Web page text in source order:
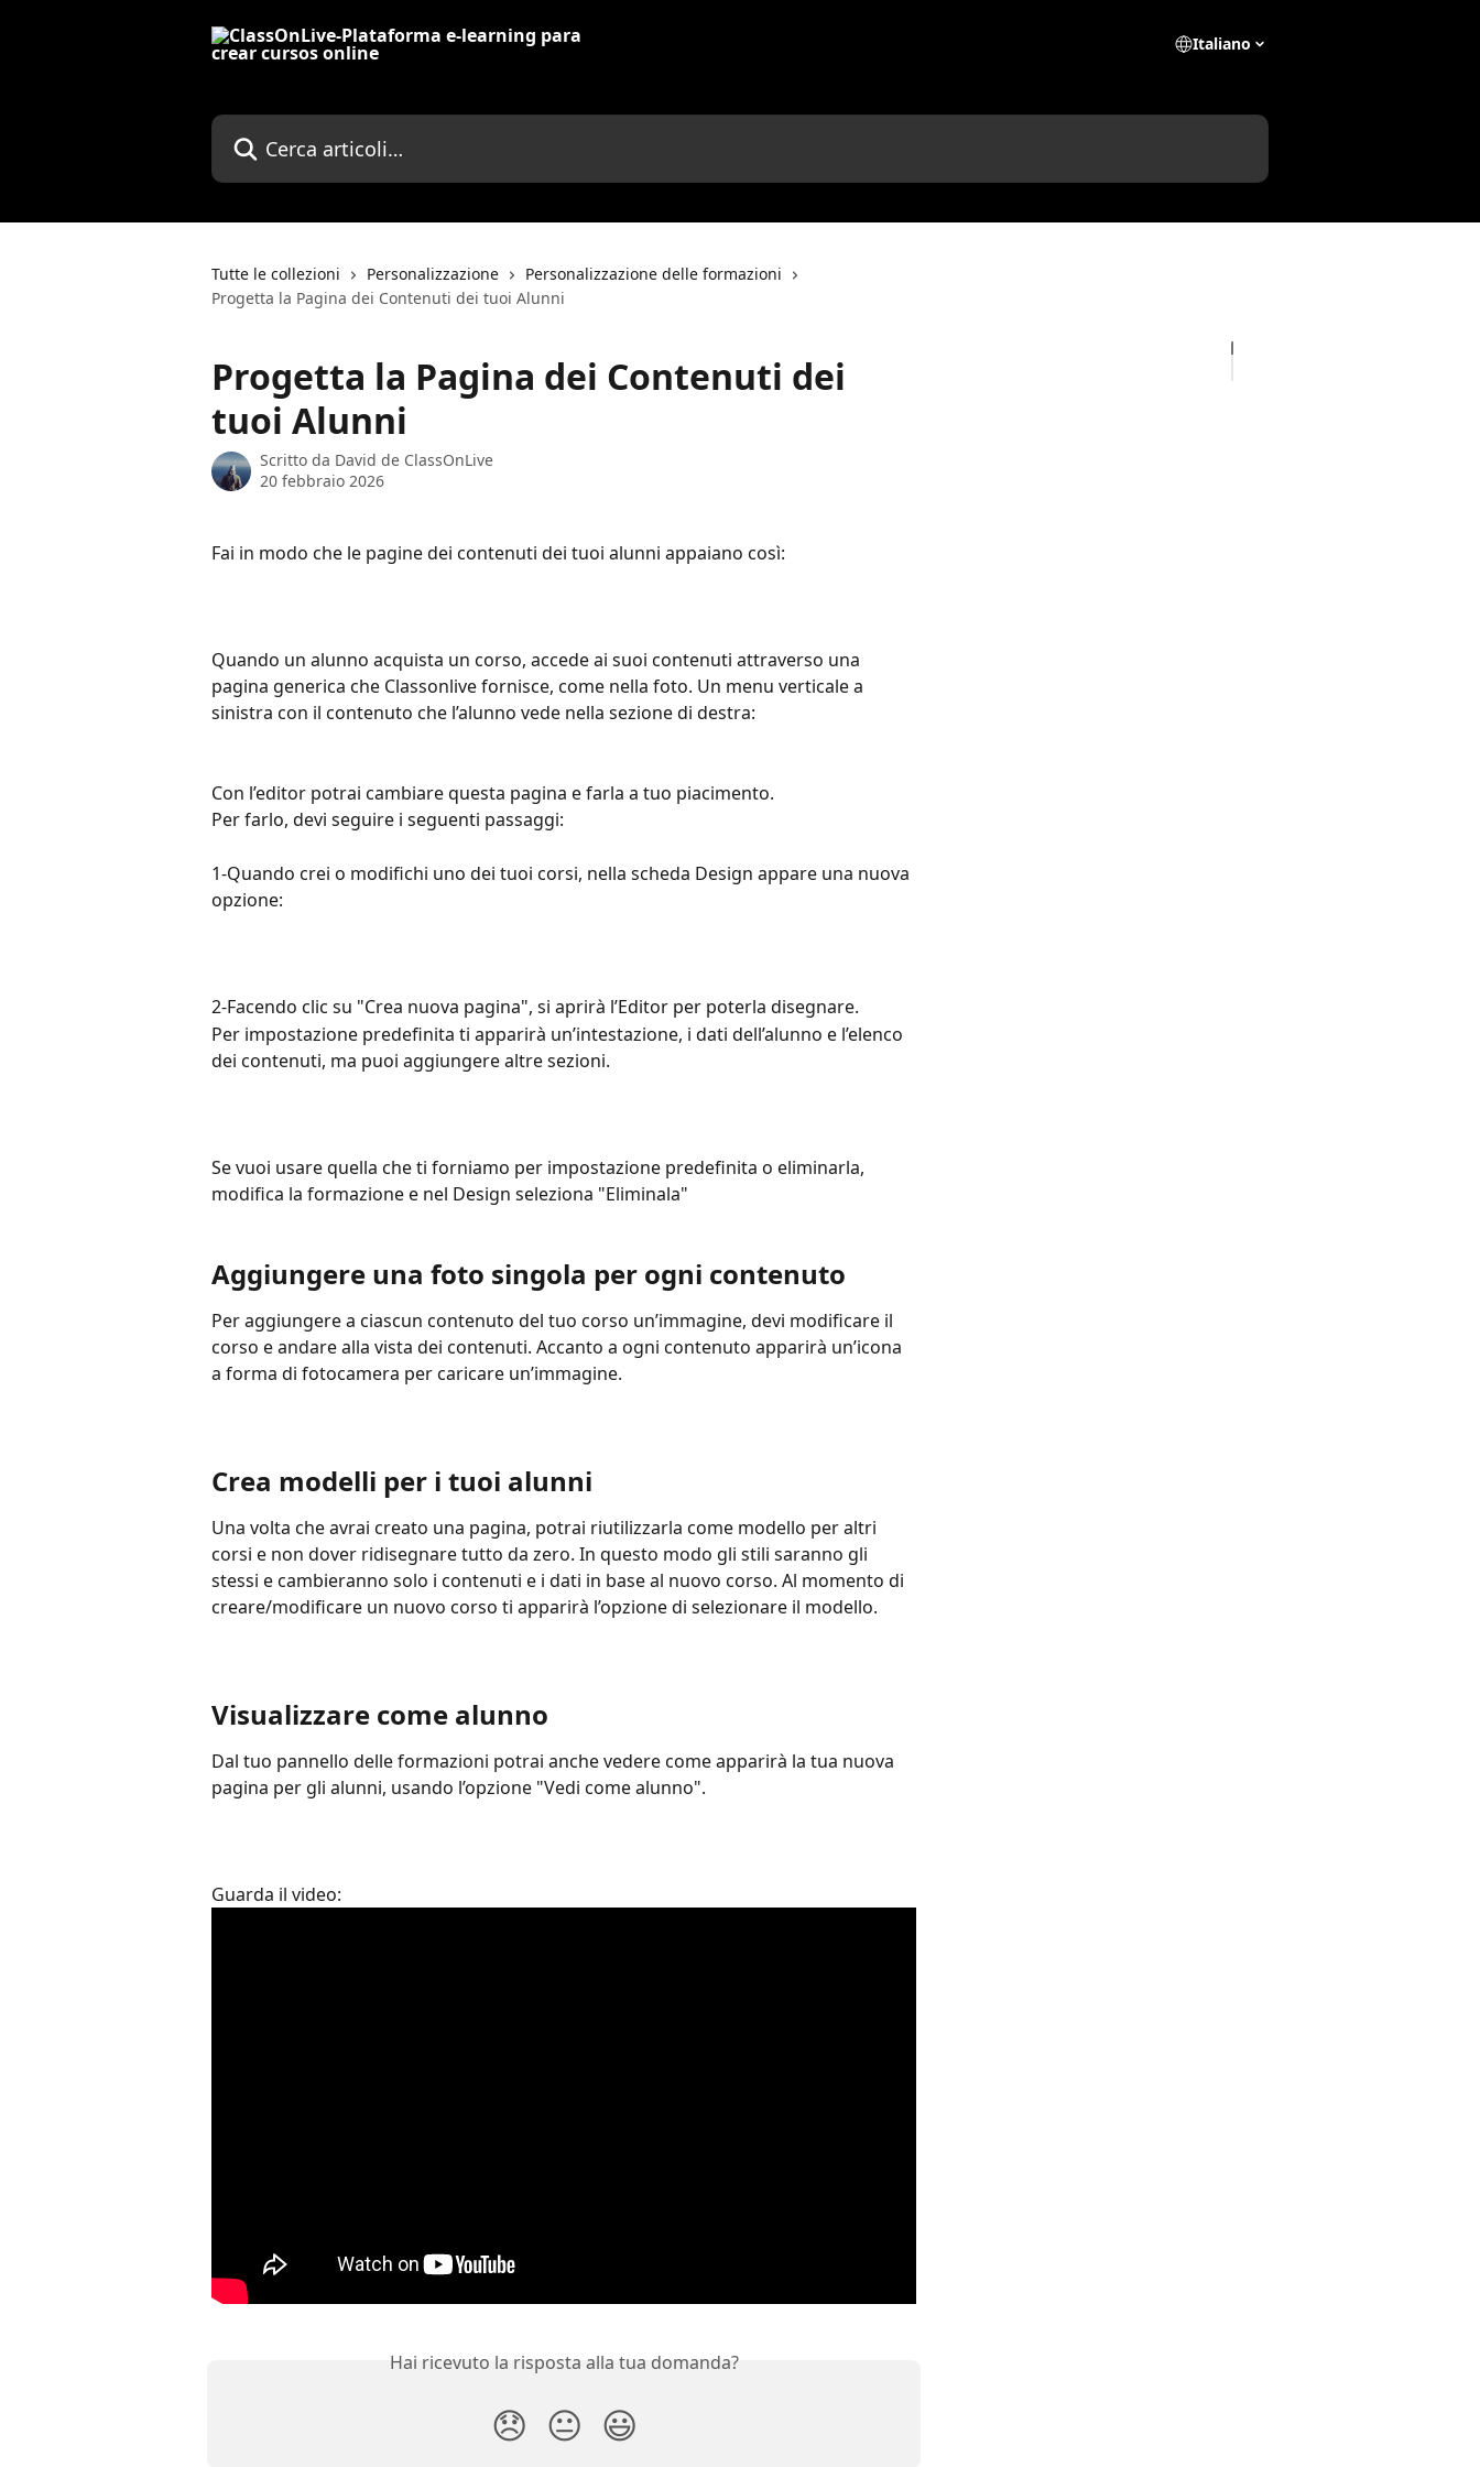
Italiano
Cerca articoli…
Tutte le collezioni Personalizzazione
Personalizzazione delle formazioni
Progetta la Pagina dei Contenuti dei tuoi Alunni
Progetta la Pagina dei Contenuti dei
tuoi Alunni
Scritto da David de ClassOnLive
20 febbraio 2026
Fai in modo che le pagine dei contenuti dei tuoi alunni appaiano così:
Quando un alunno acquista un corso, accede ai suoi contenuti attraverso una
pagina generica che Classonlive fornisce, come nella foto. Un menu verticale a
sinistra con il contenuto che l’alunno vede nella sezione di destra:
Con l’editor potrai cambiare questa pagina e farla a tuo piacimento.
Per farlo, devi seguire i seguenti passaggi:
1-Quando crei o modifichi uno dei tuoi corsi, nella scheda Design appare una nuova
opzione:
2-Facendo clic su "Crea nuova pagina", si aprirà l’Editor per poterla disegnare.
Per impostazione predefinita ti apparirà un’intestazione, i dati dell’alunno e l’elenco
dei contenuti, ma puoi aggiungere altre sezioni.
Se vuoi usare quella che ti forniamo per impostazione predefinita o eliminarla,
modifica la formazione e nel Design seleziona "Eliminala"
Aggiungere una foto singola per ogni contenuto
Per aggiungere a ciascun contenuto del tuo corso un’immagine, devi modificare il
corso e andare alla vista dei contenuti. Accanto a ogni contenuto apparirà un’icona
a forma di fotocamera per caricare un’immagine.
Crea modelli per i tuoi alunni
Una volta che avrai creato una pagina, potrai riutilizzarla come modello per altri
corsi e non dover ridisegnare tutto da zero. In questo modo gli stili saranno gli
stessi e cambieranno solo i contenuti e i dati in base al nuovo corso. Al momento di
creare/modificare un nuovo corso ti apparirà l’opzione di selezionare il modello.
Visualizzare come alunno
Dal tuo pannello delle formazioni potrai anche vedere come apparirà la tua nuova
pagina per gli alunni, usando l’opzione "Vedi come alunno".
Guarda il video:
Hai ricevuto la risposta alla tua domanda?
😞 😐 😃